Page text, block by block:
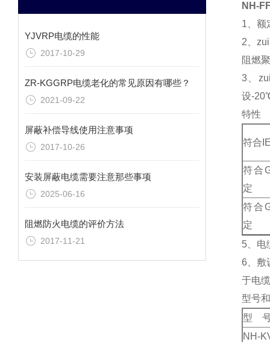
YJVRP电缆的性能
2017-10-29
ZR-KGGRP电缆老化的常见原因有哪些？
2021-09-22
屏蔽补偿导线使用注意事项
2017-10-26
安装屏蔽电缆需要注意那些事项
2025-06-16
阻燃防火电缆的评价方法
2017-11-21
NH-
1、额
2、
阻燃
3、
设-
特性
符合
符合
定
符合
定
5、电
6、敷
于电
型号
型
NH-